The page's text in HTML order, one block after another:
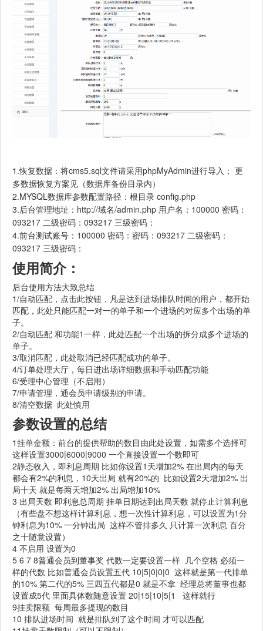
1.恢复数据：将cms5.sql文件请采用phpMyAdmin进行导入； 更
多数据恢复方案见（数据库备份目录内）
2.MYSQL数据库参数配置路径：根目录 config.php
3.后台管理地址：http://域名/admin.php 用户名：100000 密码：
093217 二级密码：093217 三级密码：
4.前台测试账号：100000 密码：密码：093217 二级密码：
093217 三级密码：
使用简介：
后台使用方法大致总结
1/自动匹配，点击此按钮，凡是达到进场排队时间的用户，都开始
匹配，此处只能匹配一对一的单子和一个进场的对应多个出场的单
子。
2/自动匹配 和功能1一样，此处匹配一个出场的拆分成多个进场的
单子。
3/取消匹配，此处取消已经匹配成功的单子。
4/订单处理大厅，每日进出场详细数据和手动匹配功能
6/受理中心管理（不启用）
7/申请管理，通会员申请级别的申请。
8/清空数据 此处慎用
参数设置的总结
1挂单金额：前台的提供帮助的数目由此处设置，如需多个选择可
这样设置3000|6000|9000 一个直接设置一个数即可
2静态收入，即利息周期 比如你设置1天增加2% 在出局内的每天
都会有2%的利息，10天出局 就有20%的 比如设置2天增加2% 出
局十天 就是每两天增加2% 出局增加10%
3 出局天数 即利息总周期 挂单日期达到出局天数 就停止计算利息
（有些盘不想这样计算利息，想一次性计算利息，可以设置为1分
钟利息为10% 一分钟出局 这样不管排多久 只计算一次利息 百分
之十随意设置）
4 不启用 设置为0
5 6 7 8普通会员到董事奖 代数一定要设置一样 几个空格 必须一
样的代数 比如普通会员设置五代 10|5|0|0|0 这样就是第一代排单
的10% 第二代的5% 三四五代都是0 就是不拿 经理总将董事也都
设置成5代 里面具体数随意设置 20|15|10|5|1 这样就行
9挂卖限额 每周最多提现的数目
10 排队进场时间 就是排队到了这个时间 才可以匹配